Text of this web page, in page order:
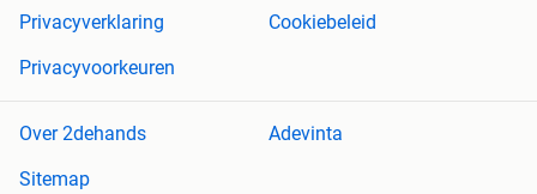
Privacyverklaring
Cookiebeleid
Privacyvoorkeuren
Over 2dehands
Adevinta
Sitemap